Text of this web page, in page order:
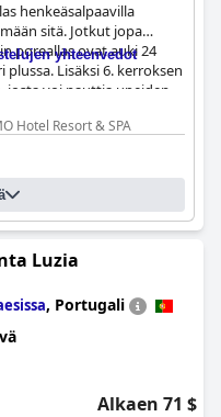
henkeäsalpaavilla
sitä. Jotkut jopa
poreallas ovat auki 24
Lisäksi 6. kerroksen
josta voi nauttia upeiden
eivät mainitse allasta
useita altaita, joista
kattouima-allas on
yhteenvedot
Hotel Resort & SPA
Luzia
, Portugali
Alkaen 71 $